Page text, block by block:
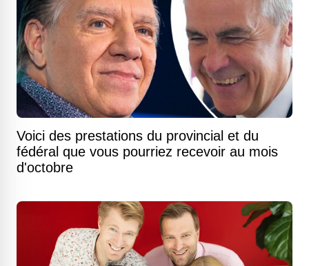
Voici des prestations du provincial et du
fédéral que vous pourriez recevoir au mois
d'octobre